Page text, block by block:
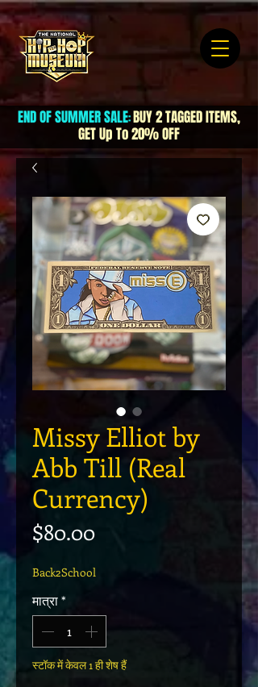
END OF SUMMER SALE:BUY 2 TAGGED ITEMS,
GET Up To 20% OFF
Missy Elliot by
Abb Till (Real
Currency)
$80.00मूल्य
Back2School
मात्रा*
स्टॉक में केवल 1 ही शेष हैं